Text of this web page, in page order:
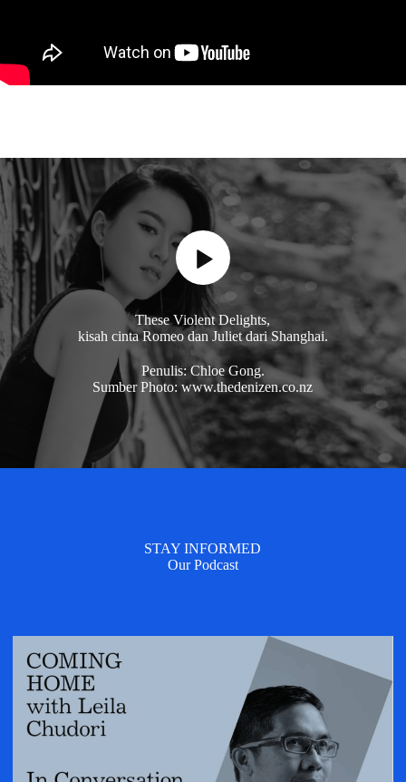
These Violent Delights,
kisah cinta Romeo dan Juliet dari Shanghai.
Penulis: Chloe Gong.
Sumber Photo: www.thedenizen.co.nz
STAY INFORMED
Our Podcast